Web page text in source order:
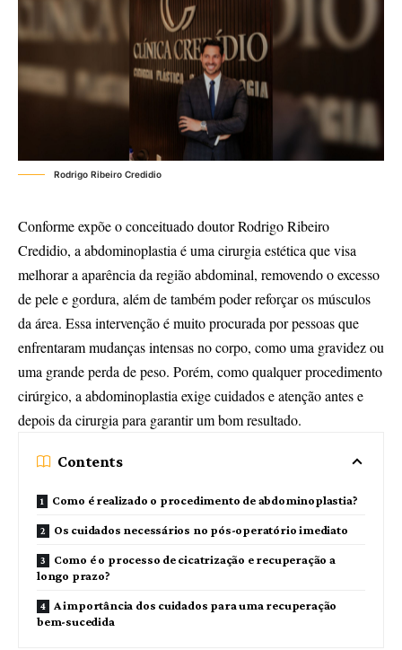
Rodrigo Ribeiro Credidio
Conforme expõe o conceituado doutor Rodrigo Ribeiro
Credidio, a abdominoplastia é uma cirurgia estética que visa
melhorar a aparência da região abdominal, removendo o excesso
de pele e gordura, além de também poder reforçar os músculos
da área. Essa intervenção é muito procurada por pessoas que
enfrentaram mudanças intensas no corpo, como uma gravidez ou
uma grande perda de peso. Porém, como qualquer procedimento
cirúrgico, a abdominoplastia exige cuidados e atenção antes e
depois da cirurgia para garantir um bom resultado.
Contents
Como é realizado o procedimento de abdominoplastia?
Os cuidados necessários no pós-operatório imediato
Como é o processo de cicatrização e recuperação a
longo prazo?
A importância dos cuidados para uma recuperação
bem-sucedida